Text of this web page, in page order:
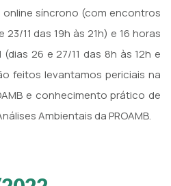
online síncrono (com encontros
e 23/11 das 19h às 21h) e 16 horas
26 e 27/11 das 8h às 12h e
feitos levantamos periciais na
e conhecimento prático de
Ambientais da PROAMB.